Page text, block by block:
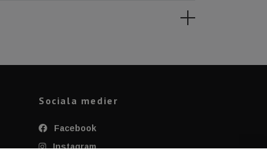
Sociala medier
Facebook
Instagram